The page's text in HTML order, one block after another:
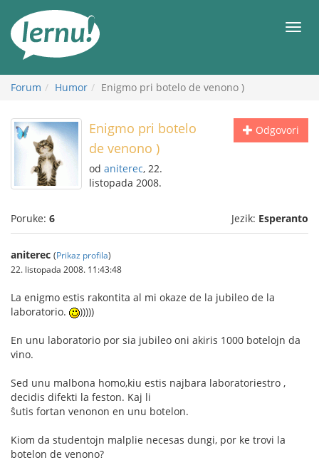
Meni
Forum Humor Enigmo pri botelo de venono )
Odgovori
Enigmo pri botelo
de venono )
od aniterec, 22.
listopada 2008.
Poruke: 6 Jezik: Esperanto
aniterec (Prikaz profila)
22. listopada 2008. 11:43:48
La enigmo estis rakontita al mi okaze de la jubileo de la
laboratorio.
)))))
En unu laboratorio por sia jubileo oni akiris 1000 botelojn da
vino.
Sed unu malbona homo,kiu estis najbara laboratoriestro ,
decidis difekti la feston. Kaj li
ŝutis fortan venonon en unu botelon.
Kiom da studentojn malplie necesas dungi, por ke trovi la
botelon de venono?